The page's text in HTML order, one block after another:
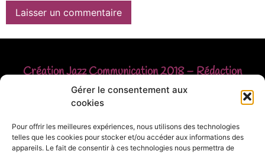
Gérer le consentement aux
cookies
Pour offrir les meilleures expériences, nous utilisons des technologies
telles que les cookies pour stocker et/ou accéder aux informations des
appareils. Le fait de consentir à ces technologies nous permettra de
CréationJazz Communication2018 – Rédaction
Christophe FAUST
© Christophe FAUST – Reproduction interdite
sans autorisation – Mentions légales